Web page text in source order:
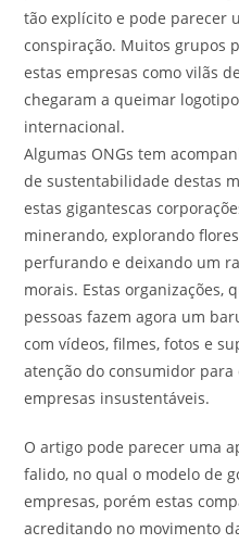
tão explícito e pode parecer
conspiração. Muitos grupos
estas empresas como vilãs
chegaram a queimar
internacional.
Algumas ONGs tem
de sustentabilidade destas
estas gigantescas
minerando, explorando
perfurando e deixando um
morais. Estas organizações,
pessoas fazem agora um
com vídeos, filmes, fotos e
atenção do consumidor
empresas insustentáveis.
O artigo pode parecer uma
falido, no qual o modelo de
empresas, porém estas
acreditando no movimento